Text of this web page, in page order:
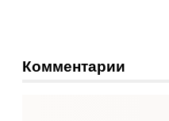
Комментарии